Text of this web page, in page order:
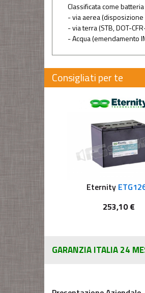
Classificata come
- via aerea (disposizione
- via terra (STB, DOT-
- Acqua (emendamento
Consigliati per te
Eternity
253,10 €
GARANZIA ITALIA 24